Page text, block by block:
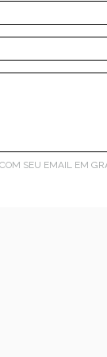
SEU EMAIL EM